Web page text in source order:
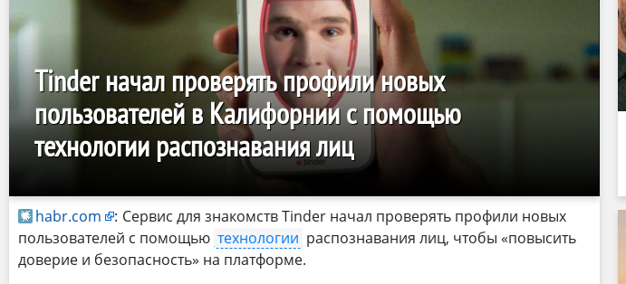
Tinder начал проверять профили новых
пользователей в Калифорнии с помощью
технологии распознавания лиц
habr.com : Сервис для знакомств Tinder начал проверять профили новых
пользователей с помощью технологии распознавания лиц, чтобы «повысить
доверие и безопасность» на платформе.